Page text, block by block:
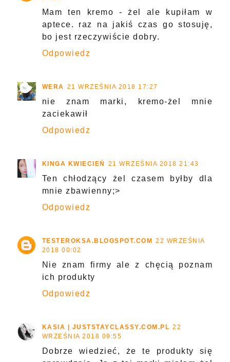
Mam ten kremo - żel ale kupiłam w
aptece. raz na jakiś czas go stosuję,
bo jest rzeczywiście dobry.
Odpowiedz
WERA 21 WRZEŚNIA 2018 17:27
nie znam marki, kremo-żel mnie
zaciekawił
Odpowiedz
KINGA KWIECIEŃ 21 WRZEŚNIA 2018 21:43
Ten chłodzący żel czasem byłby dla
mnie zbawienny;>
Odpowiedz
TESTEROKSA.BLOGSPOT.COM
22 WRZEŚNIA
2018 00:02
Nie znam firmy ale z chęcią poznam
ich produkty
Odpowiedz
KASIA | JUSTSTAYCLASSY.COM.PL 22
WRZEŚNIA 2018 09:55
Dobrze wiedzieć, że te produkty się